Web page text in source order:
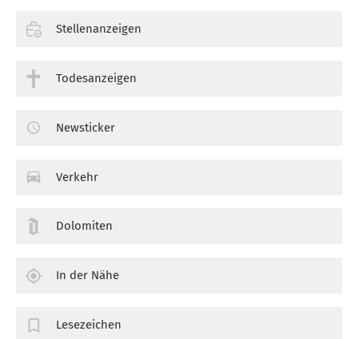
Stellenanzeigen
Todesanzeigen
Newsticker
Verkehr
Dolomiten
In der Nähe
Lesezeichen